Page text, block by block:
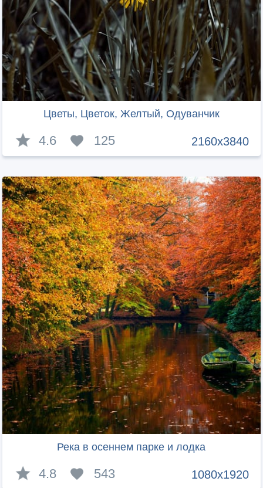
Цветы, Цветок, Желтый, Одуванчик
2160x3840
4.6 125
Река в осеннем парке и лодка
1080x1920
4.8 543